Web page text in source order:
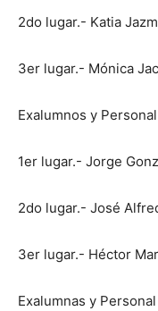
2do lugar.- Katia
3er lugar.- Mónica
Exalumnos y
1er lugar.- Jorge
2do lugar.- José
3er lugar.- Héctor
Exalumnas y